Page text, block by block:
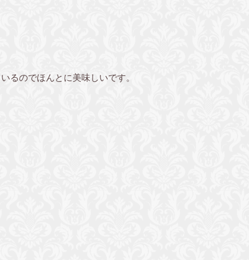
るのでほんとに美味しいです。